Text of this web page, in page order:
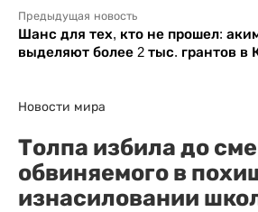
Предыдущая новость
Шанс для тех, кто не прошел:
выделяют более 2 тыс. грантов в
Новости мира
Толпа избила до
обвиняемого в
изнасиловании